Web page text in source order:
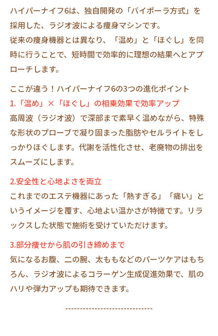
ハイパーナイフ6は、独自開発の「バイポーラ方式」を
採用した、ラジオ波による痩身マシンです。
従来の痩身機器とは異なり、「温め」と「ほぐし」を同
時に行うことで、短時間で効率的に理想の結果へとアプ
ローチします。
ここが違う！ハイパーナイフ6の3つの進化ポイント
1.「温め」×「ほぐし」の相乗効果で効率アップ
高周波（ラジオ波）で深部まで素早く温めながら、特殊
な形状のプローブで凝り固まった脂肪やセルライトをし
っかりほぐします。代謝を活性化させ、老廃物の排出を
スムーズにします。
2.安全性と心地よさを両立
これまでのエステ機器にあった「熱すぎる」「痛い」と
いうイメージを覆す、心地よい温かさが特徴です。リラ
ックスした状態で施術を受けていただけます。
3.部分痩せから肌の引き締めまで
気になるお腹、二の腕、太ももなどのパーツケアはもち
ろん、ラジオ波によるコラーゲン生成促進効果で、肌の
ハリや弾力アップも期待できます。
------------------------------